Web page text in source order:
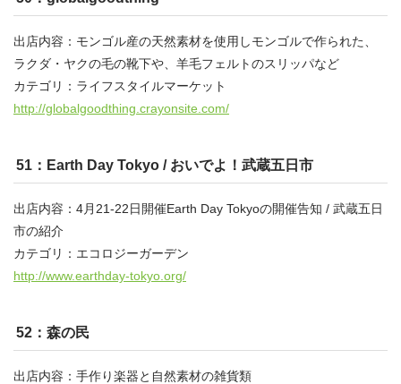
出店内容：モンゴル産の天然素材を使用しモンゴルで作られた、
ラクダ・ヤクの毛の靴下や、羊毛フェルトのスリッパなど
カテゴリ：ライフスタイルマーケット
http://globalgoodthing.crayonsite.com/
51：Earth Day Tokyo / おいでよ！武蔵五日市
出店内容：4月21-22日開催Earth Day Tokyoの開催告知 / 武蔵五日
市の紹介
カテゴリ：エコロジーガーデン
http://www.earthday-tokyo.org/
52：森の民
出店内容：手作り楽器と自然素材の雑貨類